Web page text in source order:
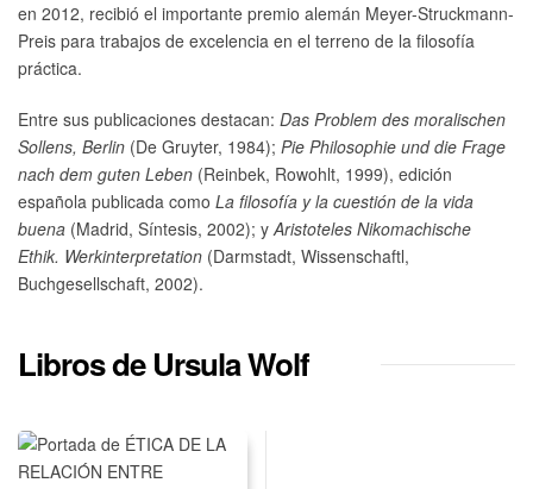
en 2012, recibió el importante premio alemán Meyer-Struckmann-
Preis para trabajos de excelencia en el terreno de la filosofía
práctica.
Entre sus publicaciones destacan: Das Problem des moralischen
Sollens, Berlin (De Gruyter, 1984); Pie Philosophie und die Frage
nach dem guten Leben (Reinbek, Rowohlt, 1999), edición
española publicada como La filosofía y la cuestión de la vida
buena (Madrid, Síntesis, 2002); yAristoteles Nikomachische
Ethik. Werkinterpretation (Darmstadt, Wissenschaftl,
Buchgesellschaft, 2002).
Libros de Ursula Wolf